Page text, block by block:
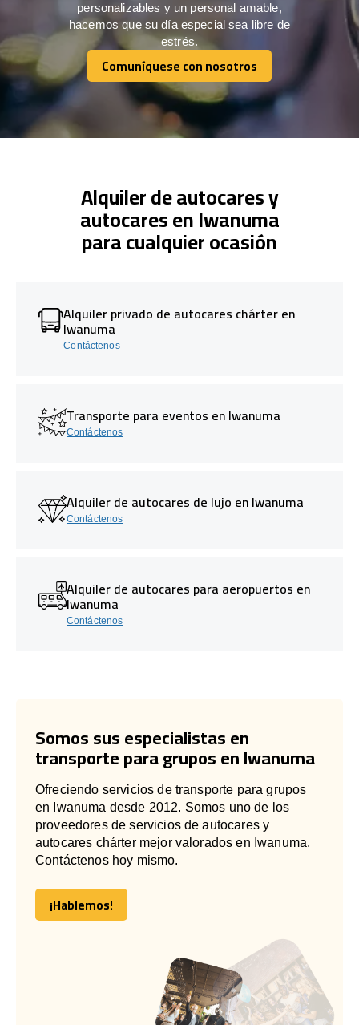
personalizables y un personal amable,
hacemos que su día especial sea libre de
estrés.
Comuníquese con nosotros
Comuníquese con nosotros
Alquiler de autocares y
autocares en Iwanuma
para cualquier ocasión
Alquiler privado de autocares chárter en
Iwanuma
Contáctenos
Transporte para eventos en Iwanuma
Contáctenos
Alquiler de autocares de lujo en Iwanuma
Contáctenos
Alquiler de autocares para aeropuertos en
Iwanuma
Contáctenos
Somos sus especialistas en
transporte para grupos en Iwanuma
Ofreciendo servicios de transporte para grupos
en Iwanuma desde 2012. Somos uno de los
proveedores de servicios de autocares y
autocares chárter mejor valorados en Iwanuma.
Contáctenos hoy mismo.
¡Hablemos!
¡Hablemos!